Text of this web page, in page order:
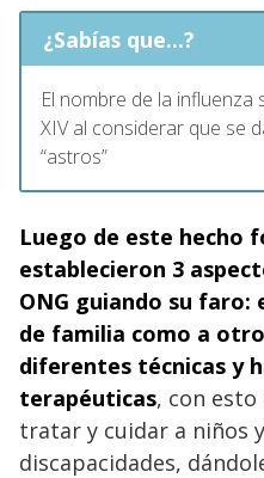
¿Sabías que...?
El nombre de la
XIV al considerar que se
“astros”
Luego de este hecho
establecieron 3
ONG guiando su faro:
de familia como a
diferentes técnicas y
terapéuticas, con esto
tratar y cuidar a niños
discapacidades,